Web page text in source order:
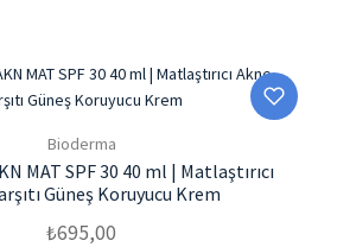
Bioderma
MAT SPF 30 40 ml | Matlaştırıcı
Güneş Koruyucu Krem
₺695,00